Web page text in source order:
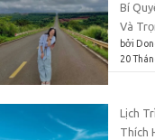
Bí
Và
bởi
20
Lịch
Thích